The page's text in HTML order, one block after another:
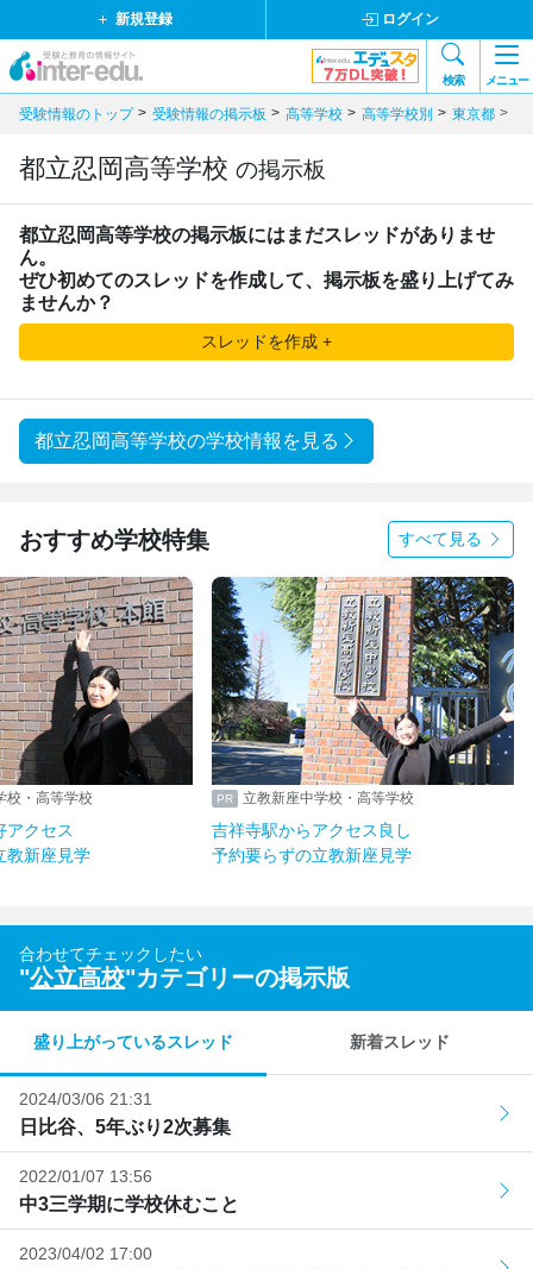
新規登録 ログイン
検索 メニュー
受験情報のトップ 受験情報の掲示板 高等学校 高等学校別 東京都
都立忍岡高等学校 の掲示板
都立忍岡高等学校の掲示板にはまだスレッドがありませ
ん。
ぜひ初めてのスレッドを作成して、掲示板を盛り上げてみ
ませんか？
スレッドを作成 +
都立忍岡高等学校の学校情報を見る
おすすめ学校特集 すべて見る
校・高等学校
アクセス
教新座見学
立教新座中学校・高等学校
吉祥寺駅からアクセス良し
予約要らずの立教新座見学
合わせてチェックしたい
"公立高校"カテゴリーの掲示版
盛り上がっているスレッド 新着スレッド
2024/03/06 21:31
日比谷、5年ぶり2次募集
2022/01/07 13:56
中3三学期に学校休むこと
2023/04/02 17:00